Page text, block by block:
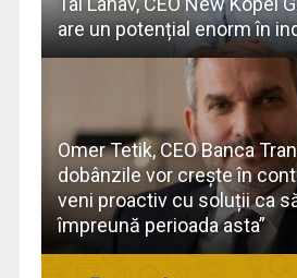
are un potențial enorm în
Omer Tetik, CEO Banca
dobânzile vor crește în
veni proactiv cu soluții ca
împreună perioada asta”